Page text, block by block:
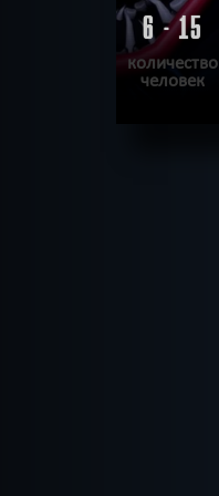
6 - 15
количество
человек